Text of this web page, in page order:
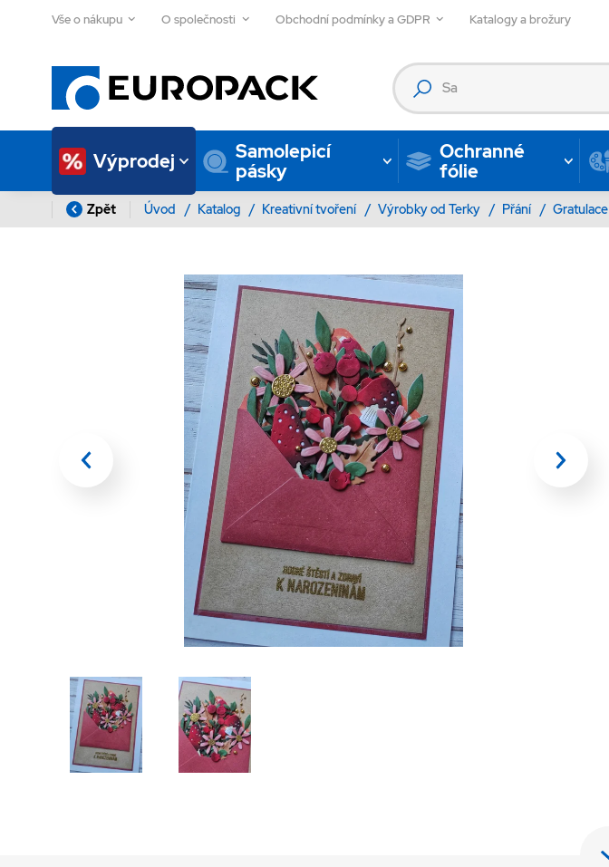
Vše o nákupu O společnosti Obchodní podmínky a GDPR Katalogy a brožury
Výprodej
Samolepicí
pásky
Ochranné
fólie
Zpět Úvod / Katalog / Kreativní tvoření / Výrobky od Terky / Přání / Gratulace